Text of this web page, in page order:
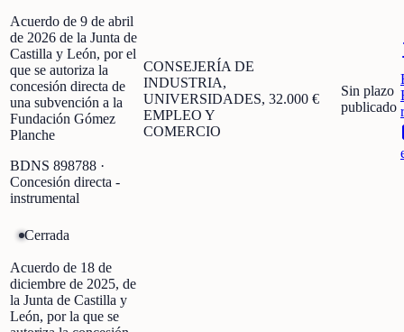
Acuerdo de 9 de abril
de 2026 de la Junta de
Castilla y León, por el
que se autoriza la
concesión directa de
una subvención a la
Fundación Gómez
Planche
BDNS 898788 ·
Concesión directa -
instrumental
CONSEJERÍA DE
INDUSTRIA,
UNIVERSIDADES,
EMPLEO Y
COMERCIO
32.000 €
Sin plazo
publicado
Cerrada
Acuerdo de 18 de
diciembre de 2025, de
la Junta de Castilla y
León, por la que se